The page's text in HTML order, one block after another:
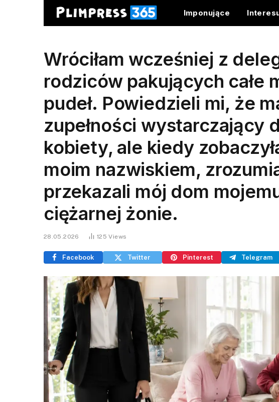
Imponujące
Wróciłam wcześniej z
rodziców pakujących całe
pudeł. Powiedzieli mi, że
zupełności wystarczający
kobiety, ale kiedy
moim nazwiskiem,
przekazali mój dom
ciężarnej żonie.
28.05.2026 125Views
Facebook Twitter Pinterest Telegram